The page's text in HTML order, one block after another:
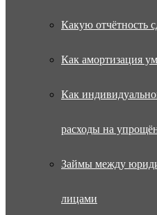
Какую отчётность
Как амортизация
Как
расходы на
Займы между
лицами